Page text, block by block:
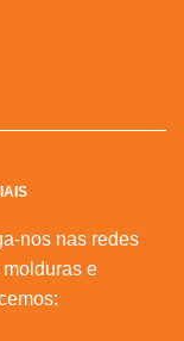
nos nas redes
e